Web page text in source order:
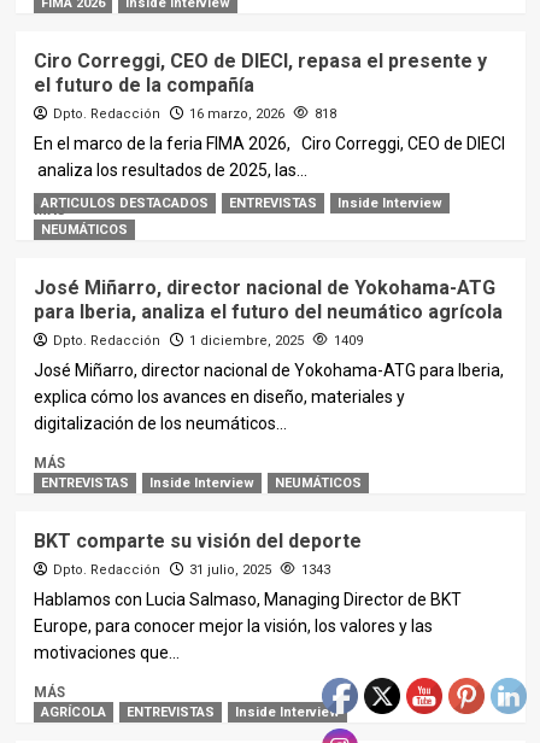
FIMA 2026
Inside Interview
Ciro Correggi, CEO de DIECI, repasa el presente y
el futuro de la compañía
Dpto. Redacción 16 marzo, 2026 818
En el marco de la feria FIMA 2026, Ciro Correggi, CEO de DIECI
analiza los resultados de 2025, las...
MÁS
ARTICULOS DESTACADOS ENTREVISTAS
Inside Interview
NEUMÁTICOS
José Miñarro, director nacional de Yokohama-ATG
para Iberia, analiza el futuro del neumático agrícola
Dpto. Redacción 1 diciembre, 2025 1409
José Miñarro, director nacional de Yokohama-ATG para Iberia,
explica cómo los avances en diseño, materiales y
digitalización de los neumáticos...
MÁS
ENTREVISTAS Inside Interview NEUMÁTICOS
BKT comparte su visión del deporte
Dpto. Redacción 31 julio, 2025 1343
Hablamos con Lucia Salmaso, Managing Director de BKT
Europe, para conocer mejor la visión, los valores y las
motivaciones que...
MÁS
AGRÍCOLA ENTREVISTAS Inside Interview